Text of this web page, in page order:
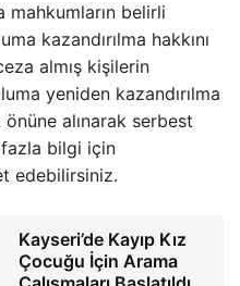
mahkumların belirli
kazandırılma hakkını
almış kişilerin
yeniden kazandırılma
alınarak serbest
bilgi için
edebilirsiniz.
Kayseri’de Kayıp Kız
Çocuğu İçin Arama